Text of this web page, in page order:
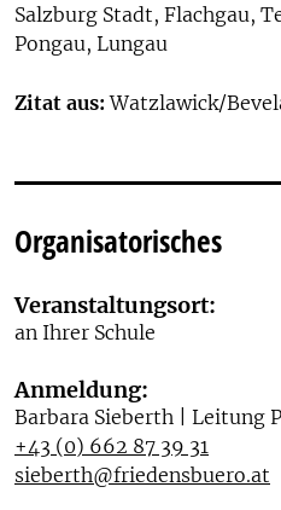
Salzburg Stadt, Flachgau,
Pongau, Lungau
Zitat aus:Watzlawick/
Organisatorisches
Veranstaltungsort:
an Ihrer Schule
Anmeldung:
Barbara Sieberth | Leitung
+43 (0) 662 87 39 31
sieberth@friedensbuero.at